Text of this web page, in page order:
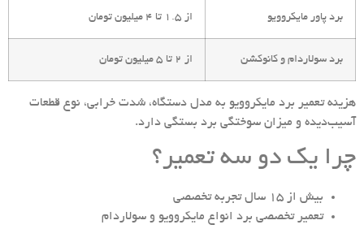
برد پاور مایکروویو از 1.5 تا 4 میلیون تومان
برد سولاردام و کانوکشن از 2 تا 5 میلیون تومان
هزینه تعمیر برد مایکروویو به مدل دستگاه، شدت خرابی، نوع قطعات
آسیب‌دیده و میزان سوختگی برد بستگی دارد.
چرا یک دو سه تعمیر؟
بیش از 15 سال تجربه تخصصی
تعمیر تخصصی برد انواع مایکروویو و سولاردام